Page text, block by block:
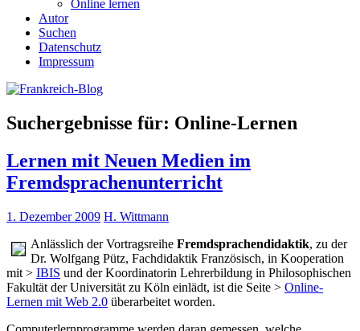
Online lernen
Autor
Suchen
Datenschutz
Impressum
Suchergebnisse für: Online-Lernen
Lernen mit Neuen Medien im
Fremdsprachenunterricht
1. Dezember 2009 H. Wittmann
Anlässlich der Vortragsreihe Fremdsprachendidaktik, zu der
Dr. Wolfgang Pütz, Fachdidaktik Französisch, in Kooperation
mit > IBIS und der Koordinatorin Lehrerbildung in Philosophischen
Fakultät der Universität zu Köln einlädt, ist die Seite > Online-
Lernen mit Web 2.0 überarbeitet worden.